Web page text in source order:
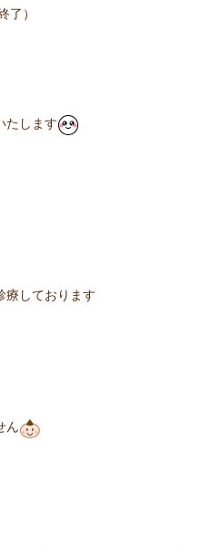
了）
たします
しております
ん